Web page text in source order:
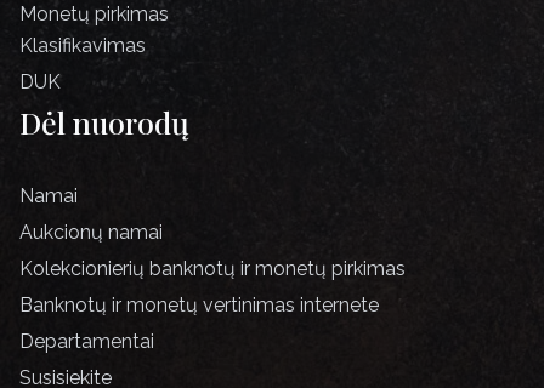
Monetų pirkimas
Klasifikavimas
DUK
Dėl nuorodų
Namai
Aukcionų namai
Kolekcionierių banknotų ir monetų pirkimas
Banknotų ir monetų vertinimas internete
Departamentai
Susisiekite